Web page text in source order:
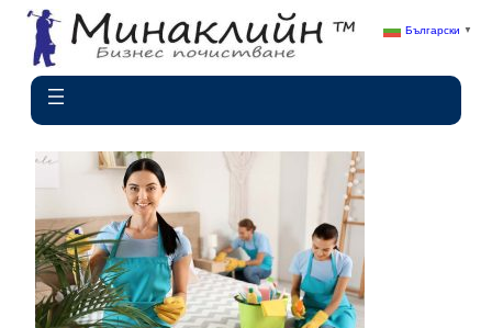
Български ▼